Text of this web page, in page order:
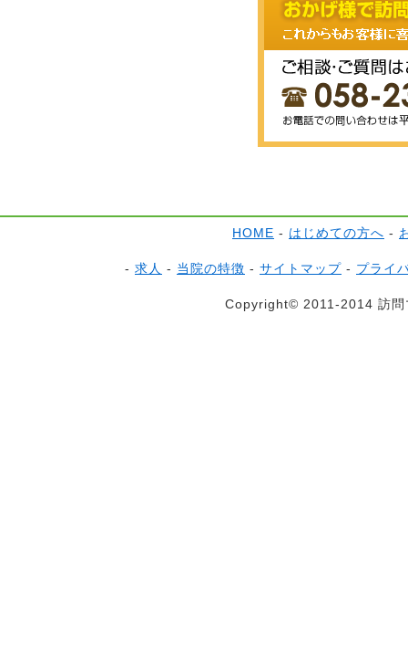
HOME - はじめての方へ -
- 求人 - 当院の特徴 - サイトマップ - プライ
Copyright© 2011-2014 訪問